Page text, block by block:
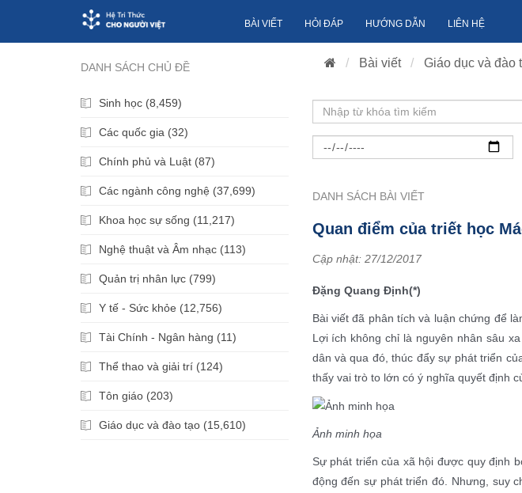
BÀI VIẾT HỎI ĐÁP HƯỚNG DẪN LIÊN HỆ
DANH SÁCH CHỦ ĐỀ
Sinh học (8,459)
Các quốc gia (32)
Chính phủ và Luật (87)
Các ngành công nghệ (37,699)
Khoa học sự sống (11,217)
Nghệ thuật và Âm nhạc (113)
Quản trị nhân lực (799)
Y tế - Sức khỏe (12,756)
Tài Chính - Ngân hàng (11)
Thể thao và giải trí (124)
Tôn giáo (203)
Giáo dục và đào tạo (15,610)
Bài viết Giáo dục và đào
DANH SÁCH BÀI VIẾT
Quan điểm của triết học
Cập nhật: 27/12/2017
Đặng Quang Định(*)
Bài viết đã phân tích và luận chứng để
Lợi ích không chỉ là nguyên nhân sâu
dân và qua đó, thúc đẩy sự phát triển
thấy vai trò to lớn có ý nghĩa quyết định
Ảnh minh họa
Sự phát triển của xã hội được quy định
động đến sự phát triển đó. Nhưng, suy